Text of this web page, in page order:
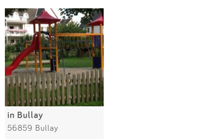
Anmelden
SPIELGERÄTE
in Bullay
56859 Bullay